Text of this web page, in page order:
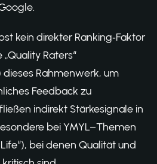
kein direkter Ranking‑Faktor
Raters“
Rahmenwerk, um
Feedback zu
indirekt Stärkesignale in
bei YMYL–Themen
bei denen Qualität und